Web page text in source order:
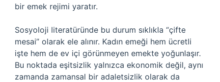
bir emek rejimi yaratır.
Sosyoloji literatüründe bu durum sıklıkla “çifte
mesai” olarak ele alınır. Kadın emeği hem ücretli
işte hem de ev içi görünmeyen emekte yoğunlaşır.
Bu noktada eşitsizlik yalnızca ekonomik değil, aynı
zamanda zamansal bir adaletsizlik olarak da